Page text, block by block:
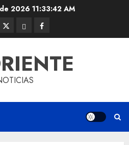
2026 11:33:43 AM
Twitter
(X)
ThreadsFacebook